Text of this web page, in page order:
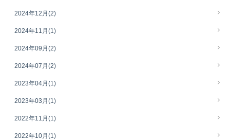
2024年12月 (2)
2024年11月 (1)
2024年09月 (2)
2024年07月 (2)
2023年04月 (1)
2023年03月 (1)
2022年11月 (1)
2022年10月 (1)